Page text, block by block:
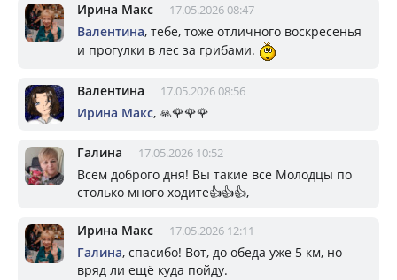
Ирина Макс 17.05.2026 08:47
Валентина, тебе, тоже отличного воскресенья
и прогулки в лес за грибами.
Валентина 17.05.2026 08:56
Ирина Макс, 🙏🌹🌹🌹
Галина 17.05.2026 10:52
Всем доброго дня! Вы такие все Молодцы по
столько много ходите👍👍👍,
Ирина Макс 17.05.2026 12:11
Галина, спасибо! Вот, до обеда уже 5 км, но
вряд ли ещё куда пойду.